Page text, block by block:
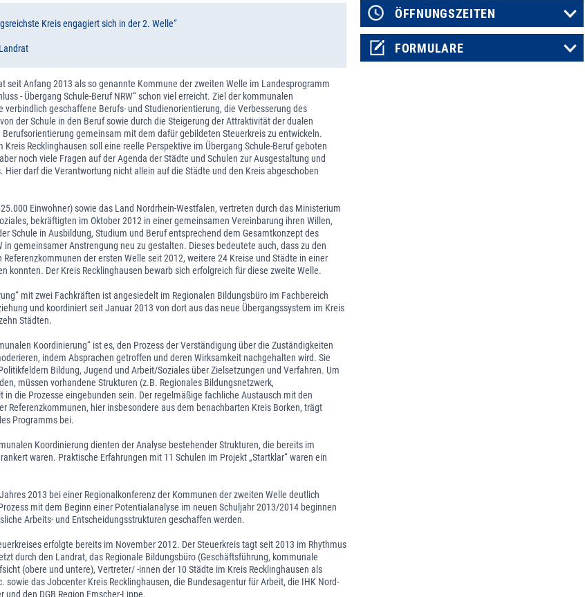
Kreis engagiert sich in der 2. Welle“
seit Anfang 2013 als so genannte Kommune der zweiten Welle im Landesprogramm
- Übergang Schule-Beruf NRW“ schon viel erreicht. Ziel der kommunalen
verbindlich geschaffene Berufs- und Studienorientierung, die Verbesserung des
der Schule in den Beruf sowie durch die Steigerung der Attraktivität der dualen
gemeinsam mit dem dafür gebildeten Steuerkreis zu entwickeln.
Recklinghausen soll eine reelle Perspektive im Übergang Schule-Beruf geboten
noch viele Fragen auf der Agenda der Städte und Schulen zur Ausgestaltung und
Hier darf die Verantwortung nicht allein auf die Städte und den Kreis abgeschoben
Einwohner) sowie das Land Nordrhein-Westfalen, vertreten durch das Ministerium
bekräftigten im Oktober 2012 in einer gemeinsamen Vereinbarung ihren Willen,
Schule in Ausbildung, Studium und Beruf entsprechend dem Gesamtkonzept des
in gemeinsamer Anstrengung neu zu gestalten. Dieses bedeutete auch, dass zu den
Referenzkommunen der ersten Welle seit 2012, weitere 24 Kreise und Städte in einer
konnten. Der Kreis Recklinghausen bewarb sich erfolgreich für diese zweite Welle.
mit zwei Fachkräften ist angesiedelt im Regionalen Bildungsbüro im Fachbereich
und koordiniert seit Januar 2013 von dort aus das neue Übergangssystem im Kreis
Städten.
Koordinierung“ ist es, den Prozess der Verständigung über die Zuständigkeiten
indem Absprachen getroffen und deren Wirksamkeit nachgehalten wird. Sie
Bildung, Jugend und Arbeit/Soziales über Zielsetzungen und Verfahren. Um
müssen vorhandene Strukturen (z.B. Regionales Bildungsnetzwerk,
in die Prozesse eingebunden sein. Der regelmäßige fachliche Austausch mit den
Referenzkommunen, hier insbesondere aus dem benachbarten Kreis Borken, trägt
Programms bei.
Koordinierung dienten der Analyse bestehender Strukturen, die bereits im
waren. Praktische Erfahrungen mit 11 Schulen im Projekt „Startklar“ waren ein
2013 bei einer Regionalkonferenz der Kommunen der zweiten Welle deutlich
mit dem Beginn einer Potentialanalyse im neuen Schuljahr 2013/2014 beginnen
Arbeits- und Entscheidungsstrukturen geschaffen werden.
erfolgte bereits im November 2012. Der Steuerkreis tagt seit 2013 im Rhythmus
durch den Landrat, das Regionale Bildungsbüro (Geschäftsführung, kommunale
(obere und untere), Vertreter/ -innen der 10 Städte im Kreis Recklinghausen als
das Jobcenter Kreis Recklinghausen, die Bundesagentur für Arbeit, die IHK Nord-
und den DGB Region Emscher-Lippe.
ÖFFNUNGSZEITEN
FORMULARE